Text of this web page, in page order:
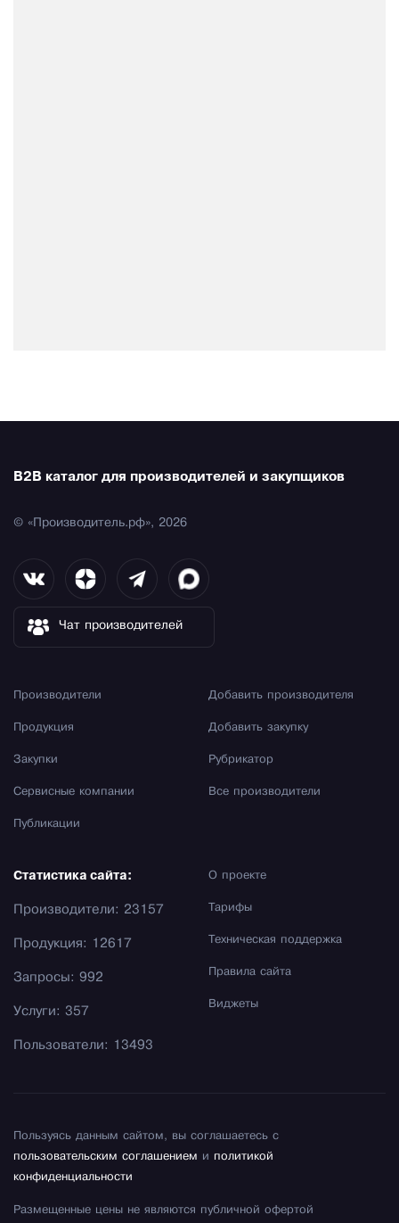
B2B каталог для производителей и закупщиков
© «Производитель.рф», 2026
Чат производителей
Производители
Продукция
Закупки
Сервисные компании
Публикации
Добавить производителя
Добавить закупку
Рубрикатор
Все производители
О проекте
Тарифы
Техническая поддержка
Правила сайта
Виджеты
Статистика сайта:
Производители: 23157
Продукция: 12617
Запросы: 992
Услуги: 357
Пользователи: 13493
Пользуясь данным сайтом, вы соглашаетесь с
пользовательским соглашением и политикой
конфиденциальности
Размещенные цены не являются публичной офертой